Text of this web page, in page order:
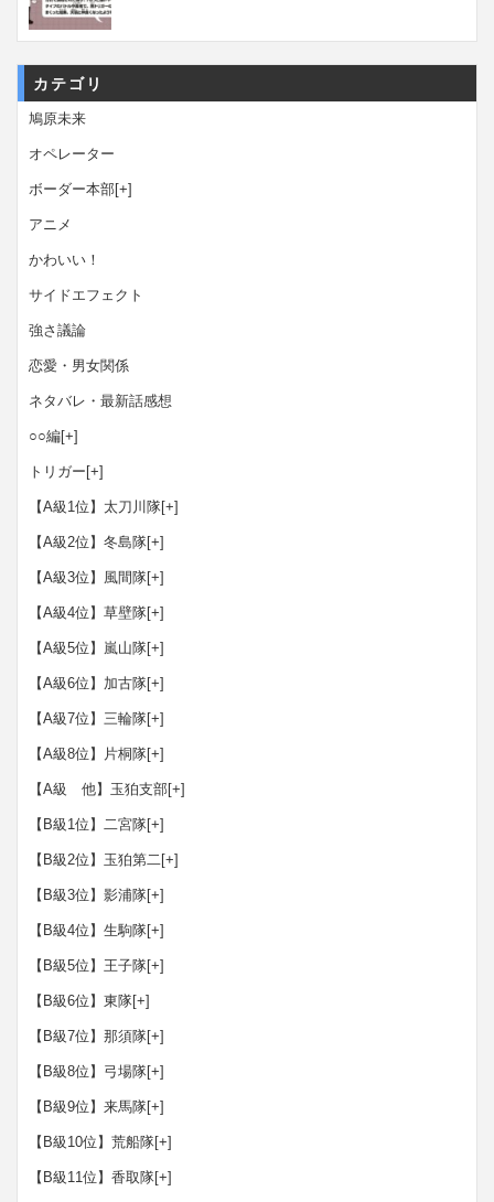
カテゴリ
鳩原未来
オペレーター
ボーダー本部[+]
アニメ
かわいい！
サイドエフェクト
強さ議論
恋愛・男女関係
ネタバレ・最新話感想
○○編[+]
トリガー [+]
【A級1位】太刀川隊[+]
【A級2位】冬島隊[+]
【A級3位】風間隊[+]
【A級4位】草壁隊[+]
【A級5位】嵐山隊[+]
【A級6位】加古隊[+]
【A級7位】三輪隊[+]
【A級8位】片桐隊[+]
【A級 他】玉狛支部[+]
【B級1位】二宮隊[+]
【B級2位】玉狛第二[+]
【B級3位】影浦隊[+]
【B級4位】生駒隊[+]
【B級5位】王子隊[+]
【B級6位】東隊[+]
【B級7位】那須隊[+]
【B級8位】弓場隊[+]
【B級9位】来馬隊[+]
【B級10位】荒船隊[+]
【B級11位】香取隊[+]